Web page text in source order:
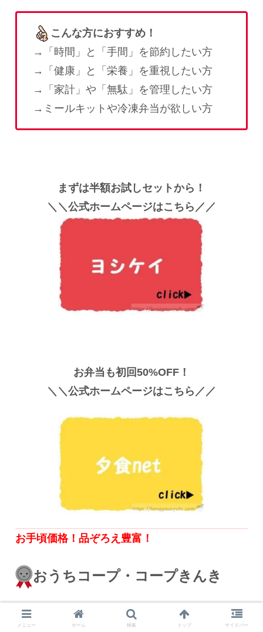
こんな方におすすめ！
→「時間」と「手間」を節約したい方
→「健康」と「栄養」を重視したい方
→「家計」や「無駄」を管理したい方
→ミールキットや冷凍弁当が欲しい方
まずは半額お試しセットから！
＼＼公式ホームページはこちら／／
お弁当も初回50%OFF！
＼＼公式ホームページはこちら／／
お手頃価格！品ぞろえ豊富！
おうちコープ・コープきんき
メニュー ホーム 検索 トップ サイドバー